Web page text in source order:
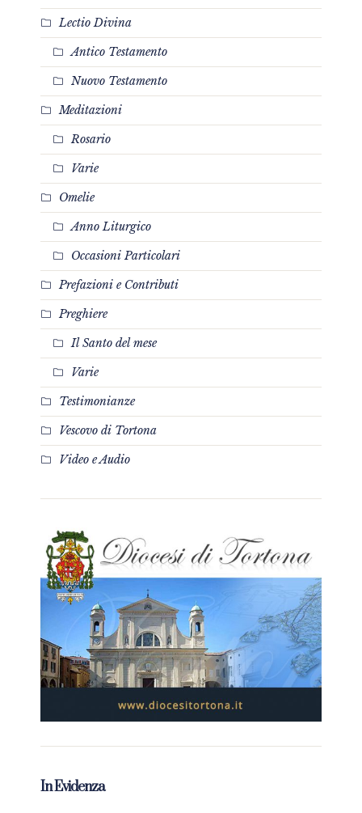
Lectio Divina
Antico Testamento
Nuovo Testamento
Meditazioni
Rosario
Varie
Omelie
Anno Liturgico
Occasioni Particolari
Prefazioni e Contributi
Preghiere
Il Santo del mese
Varie
Testimonianze
Vescovo di Tortona
Video e Audio
In Evidenza